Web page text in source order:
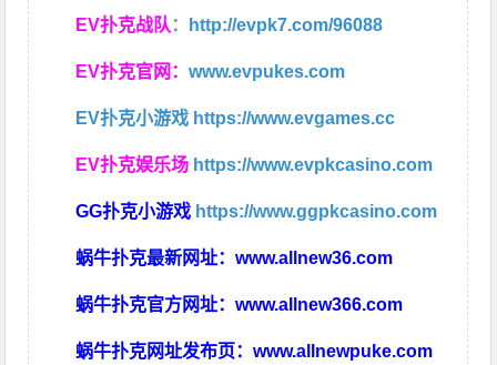
EV扑克战队： http://evpk7.com/96088
EV扑克官网：www.evpukes.com
EV扑克小游戏 https://www.evgames.cc
EV扑克娱乐场 https://www.evpkcasino.com
GG扑克小游戏 https://www.ggpkcasino.com
蜗牛扑克最新网址：www.allnew36.com
蜗牛扑克官方网址：www.allnew366.com
蜗牛扑克网址发布页：www.allnewpuke.com